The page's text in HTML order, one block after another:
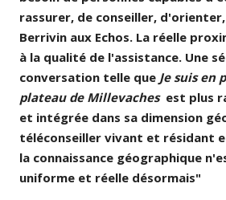
rassurer, de conseiller, d'orienter,
Berrivin aux Echos. La réelle
à la qualité de l'assistance. Une
conversation telle que Je suis en
plateau de Millevaches est plus
et intégrée dans sa dimension
téléconseiller vivant et résidant
la connaissance géographique
uniforme et réelle désormais"